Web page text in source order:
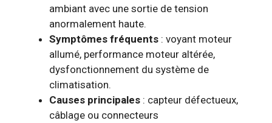
ambiant avec une sortie de tension
anormalement haute.
Symptômes fréquents : voyant moteur
allumé, performance moteur altérée,
dysfonctionnement du système de
climatisation.
Causes principales : capteur défectueux,
câblage ou connecteurs